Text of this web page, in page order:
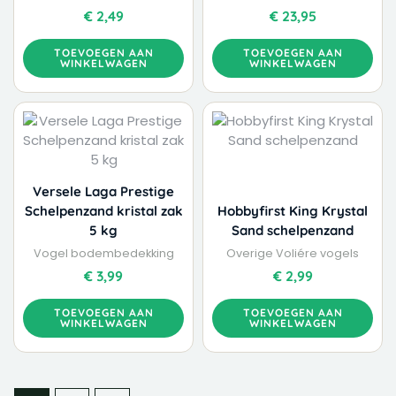
€2,49
TOEVOEGEN AAN
WINKELWAGEN
€23,95
TOEVOEGEN AAN
WINKELWAGEN
Versele Laga Prestige
Schelpenzand kristal zak
5 kg
Vogel bodembedekking
€ 3,99
TOEVOEGEN AAN
WINKELWAGEN
Hobbyfirst King Krystal
Sand schelpenzand
Overige Voliére vogels
€2,99
TOEVOEGEN AAN
WINKELWAGEN